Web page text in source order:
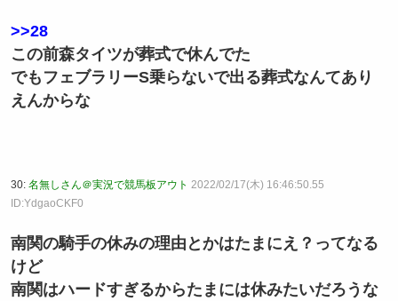
>>28
この前森タイツが葬式で休んでた
でもフェブラリーS乗らないで出る葬式なんてあり
えんからな
30: 名無しさん＠実況で競馬板アウト 2022/02/17(木) 16:46:50.55
ID:YdgaoCKF0
南関の騎手の休みの理由とかはたまにえ？ってなる
けど
南関はハードすぎるからたまには休みたいだろうな